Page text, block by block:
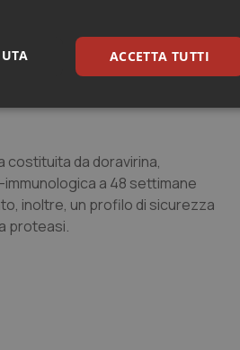
e tenofovir disoproxil
superiore ed un
in pazienti HIV positivi
costituita da doravirina,
a 48 settimane
inoltre, un profilo di sicurezza
proteasi.
ACCETTA TUTTI
Marketing